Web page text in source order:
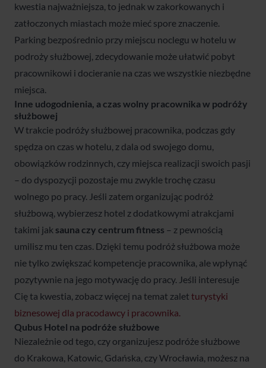
kwestia najważniejsza, to jednak w zakorkowanych i
zatłoczonych miastach może mieć spore znaczenie.
Parking bezpośrednio przy miejscu noclegu w hotelu w
podroży służbowej, zdecydowanie może ułatwić pobyt
pracownikowi i docieranie na czas we wszystkie niezbędne
miejsca.
Inne udogodnienia, a czas wolny pracownika w podróży
służbowej
W trakcie podróży służbowej pracownika, podczas gdy
spędza on czas w hotelu, z dala od swojego domu,
obowiązków rodzinnych, czy miejsca realizacji swoich pasji
– do dyspozycji pozostaje mu zwykle trochę czasu
wolnego po pracy. Jeśli zatem organizując podróż
służbową, wybierzesz hotel z dodatkowymi atrakcjami
takimi jak sauna czy centrum fitness – z pewnością
umilisz mu ten czas. Dzięki temu podróż służbowa może
nie tylko zwiększać kompetencje pracownika, ale wpłynąć
pozytywnie na jego motywację do pracy. Jeśli interesuje
Cię ta kwestia, zobacz więcej na temat zalet turystyki
biznesowej dla pracodawcy i pracownika.
Qubus Hotel na podróże służbowe
Niezależnie od tego, czy organizujesz podróże służbowe
do Krakowa, Katowic, Gdańska, czy Wrocławia, możesz na